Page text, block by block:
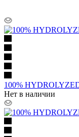
100%
Нет в наличии